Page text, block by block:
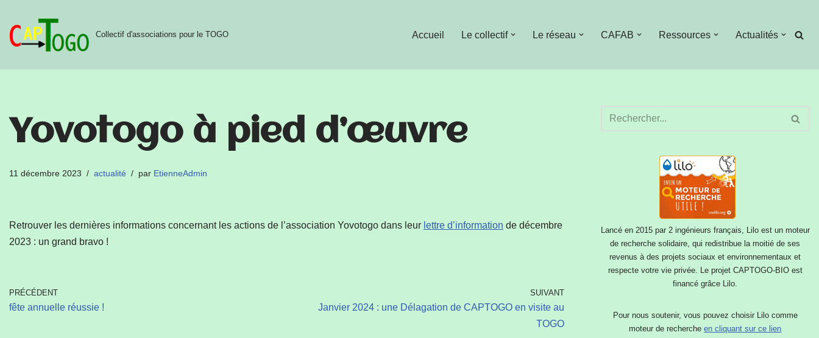
Aller
au
Collectif d'associations pour le TOGO Accueil Le collectif Le réseau CAFAB Ressources Actualités
Yovotogo à pied d’œuvre
11 décembre 2023 actualité par EtienneAdmin
Retrouver les dernières informations concernant les actions de l’association Yovotogo dans leur lettre d’information de décembre
2023 : un grand bravo !
PRÉCÉDENT
fête annuelle réussie !
SUIVANT
Janvier 2024 : une Délagation de CAPTOGO en visite au
TOGO
Lancé en 2015 par 2 ingénieurs français, Lilo est un moteur
de recherche solidaire, qui redistribue la moitié de ses
revenus à des projets sociaux et environnementaux et
respecte votre vie privée. Le projet CAPTOGO-BIO est
financé grâce Lilo.
Pour nous soutenir, vous pouvez choisir Lilo comme
moteur de rechercheen cliquant sur ce lien